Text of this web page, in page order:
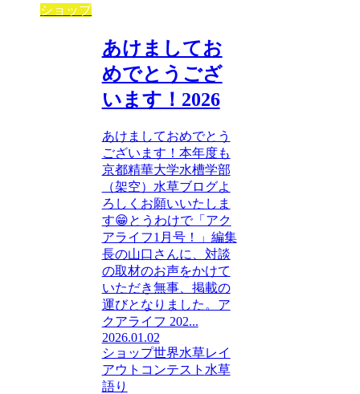
ショップ
あけましてお
めでとうござ
います！2026
あけましておめでとう
ございます！本年度も
京都精華大学水槽学部
（架空）水草ブログよ
ろしくお願いいたしま
す😁とうわけで「アク
アライフ1月号！」編集
長の山口さんに、対談
の取材のお声をかけて
いただき無事、掲載の
運びとなりました。ア
クアライフ 202...
2026.01.02
ショップ世界水草レイ
アウトコンテスト 水草
語り